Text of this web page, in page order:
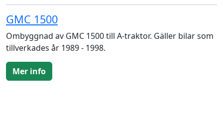
GMC 1500
Ombyggnad av GMC 1500 till A-traktor. Gäller bilar som
tillverkades år 1989 - 1998.
Mer info